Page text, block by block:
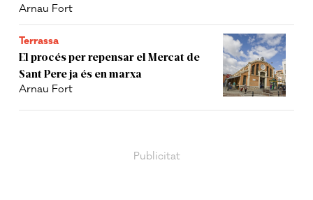
Arnau Fort
Terrassa
El procés per repensar el Mercat de
Sant Pere ja és en marxa
Arnau Fort